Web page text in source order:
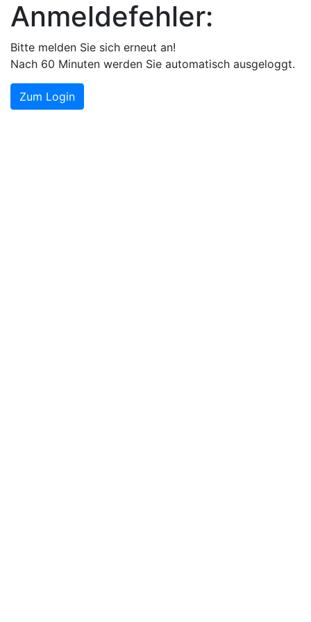
Anmeldefehler:
Bitte melden Sie sich erneut an!
Nach 60 Minuten werden Sie automatisch ausgeloggt.
Zum Login